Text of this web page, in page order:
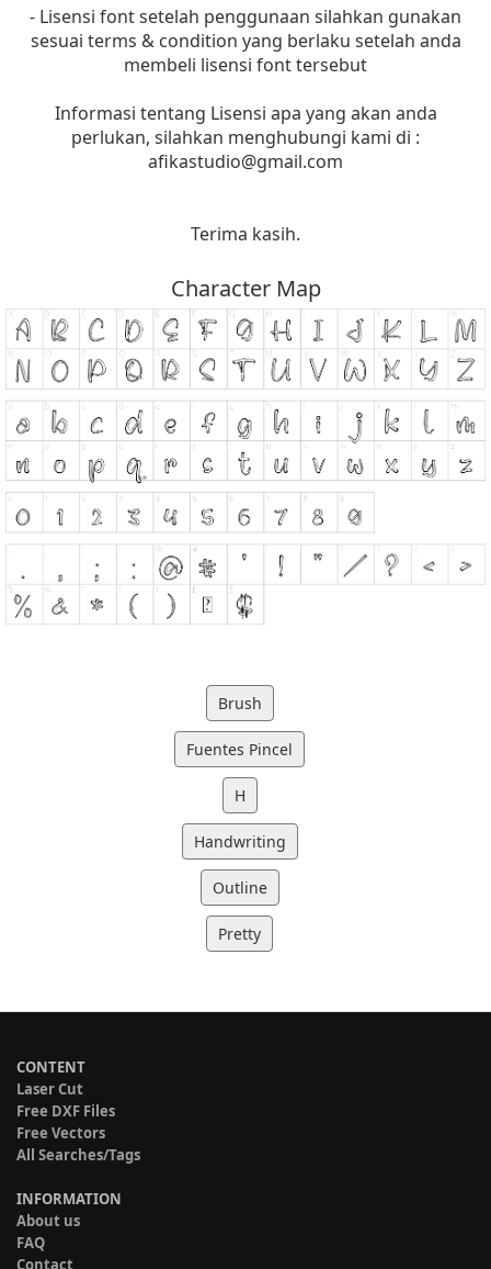
- Lisensi font setelah penggunaan silahkan gunakan
sesuai terms & condition yang berlaku setelah anda
membeli lisensi font tersebut
Informasi tentang Lisensi apa yang akan anda
perlukan, silahkan menghubungi kami di :
afikastudio@gmail.com
Terima kasih.
Character Map
Brush
Fuentes Pincel
H
Handwriting
Outline
Pretty
CONTENT
Laser Cut
Free DXF Files
Free Vectors
All Searches/Tags
INFORMATION
About us
FAQ
Contact